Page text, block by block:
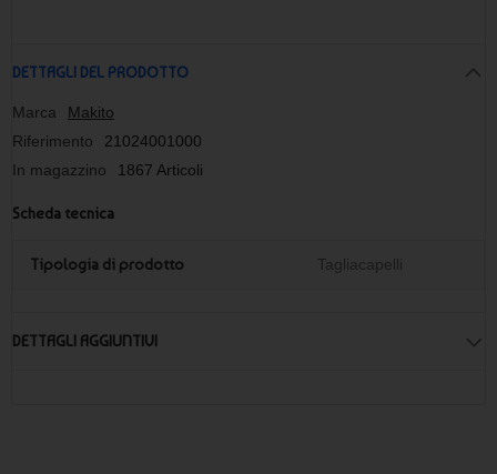
DETTAGLI DEL PRODOTTO
Marca
Makito
Riferimento
21024001000
In magazzino
1867 Articoli
Scheda tecnica
Tipologia di prodotto Tagliacapelli
DETTAGLI AGGIUNTIVI